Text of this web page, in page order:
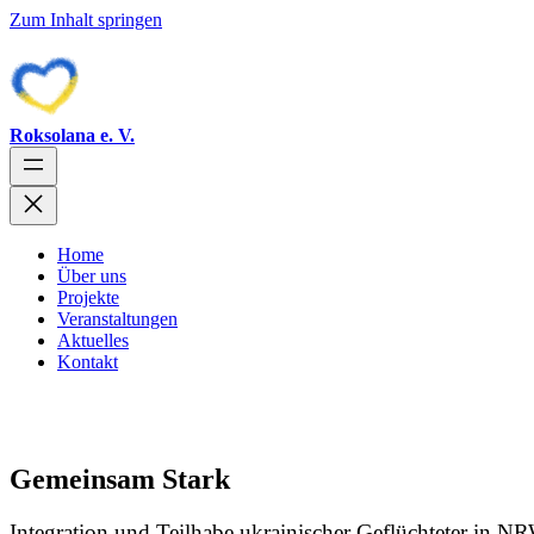
Zum Inhalt springen
Roksolana e. V.
Home
Über uns
Projekte
Veranstaltungen
Aktuelles
Kontakt
Gemeinsam Stark